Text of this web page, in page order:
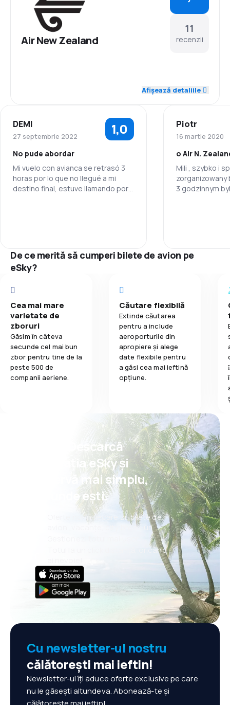
Air New Zealand
11
recenzii
Rețeaua de conexiuni 4,6
Prețul biletelor 4,0
Confort în timpul călătoriei 4,1
Afișează detaliile
DEMI
27 septembrie 2022 1,0
No pude abordar
Mi vuelo con avianca se retrasó 3
horas por lo que no llegué a mi
destino final, estuve llamando por
responsable.
Piotr
16 martie 2020
o Air N.
Mili , szybko i
3 godzinnym
Rețeaua de
Prețul
Confort în
Transportul
Mâncare
De ce merită să cumperi bilete de avion pe
eSky?
Cea mai mare
varietate de
zboruri
Găsim în câteva
secunde cel mai bun
zbor pentru tine de la
peste 500 de
companii aeriene.
Căutare flexibilă
Extinde căutarea
pentru a include
aeroporturile din
apropiere și alege
date flexibile pentru
a găsi cea mai ieftină
opțiune.
Psst! Descarcă
aplicația eSky și
rezervă mai simplu,
oriunde ești.
Oferte noi în fiecare zi: bilete de
avion, vacanțe, city break-uri
Totul la un click distanță, oricând
Cu newsletter-ul nostru
călătorești mai ieftin!
Newsletter-ul îți aduce oferte exclusive pe care
nu le găsești altundeva. Abonează-te și